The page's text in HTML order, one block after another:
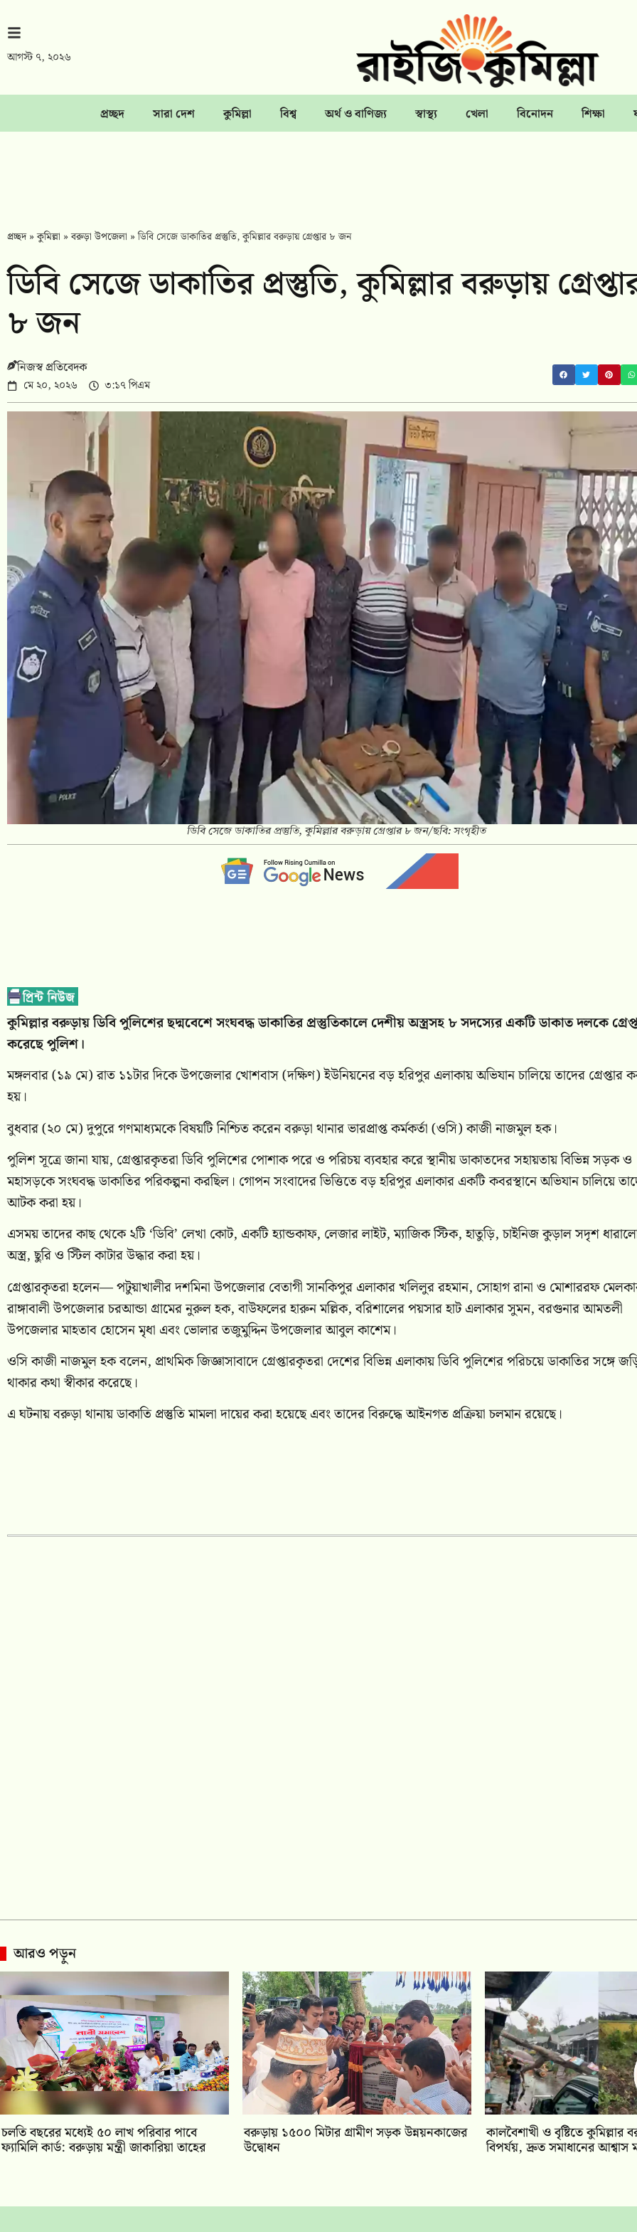
আগস্ট ৭, ২০২৬
প্রচ্ছদ সারা দেশ কুমিল্লা বিশ্ব অর্থ ও বাণিজ্য স্বাস্থ্য খেলা বিনোদন শিক্ষা
প্রচ্ছদ»কুমিল্লা »বরুড়া উপজেলা »ডিবি সেজে ডাকাতির প্রস্তুতি, কুমিল্লার বরুড়ায় গ্রেপ্তার ৮ জন
ডিবি সেজে ডাকাতির প্রস্তুতি, কুমিল্লার বরুড়ায়
৮ জন
নিজস্ব প্রতিবেদক
মে ২০, ২০২৬ ৩:১৭ পিএম
ডিবি সেজে ডাকাতির প্রস্তুতি, কুমিল্লার বরুড়ায় গ্রেপ্তার ৮ জন/ছবি: সংগৃহীত
কুমিল্লার বরুড়ায় ডিবি পুলিশের ছদ্মবেশে সংঘবদ্ধ ডাকাতির প্রস্তুতিকালে দেশীয় অস্ত্রসহ ৮ সদস্যের একটি ডাকাত দলকে
করেছে পুলিশ।
মঙ্গলবার (১৯ মে) রাত ১১টার দিকে উপজেলার খোশবাস (দক্ষিণ) ইউনিয়নের বড় হরিপুর এলাকায় অভিযান চালিয়ে তাদের গ্রেপ্তার
হয়।
বুধবার (২০ মে) দুপুরে গণমাধ্যমকে বিষয়টি নিশ্চিত করেন বরুড়া থানার ভারপ্রাপ্ত কর্মকর্তা (ওসি) কাজী নাজমুল হক।
পুলিশ সূত্রে জানা যায়, গ্রেপ্তারকৃতরা ডিবি পুলিশের পোশাক পরে ও পরিচয় ব্যবহার করে স্থানীয় ডাকাতদের সহায়তায় বিভিন্ন সড়ক ও
মহাসড়কে সংঘবদ্ধ ডাকাতির পরিকল্পনা করছিল। গোপন সংবাদের ভিত্তিতে বড় হরিপুর এলাকার একটি কবরস্থানে অভিযান চালিয়ে
আটক করা হয়।
এসময় তাদের কাছ থেকে ২টি ‘ডিবি’ লেখা কোট, একটি হ্যান্ডকাফ, লেজার লাইট, ম্যাজিক স্টিক, হাতুড়ি, চাইনিজ কুড়াল সদৃশ
অস্ত্র, ছুরি ও স্টিল কাটার উদ্ধার করা হয়।
গ্রেপ্তারকৃতরা হলেন— পটুয়াখালীর দশমিনা উপজেলার বেতাগী সানকিপুর এলাকার খলিলুর রহমান, সোহাগ রানা ও মোশাররফ
রাঙ্গাবালী উপজেলার চরআন্ডা গ্রামের নুরুল হক, বাউফলের হারুন মল্লিক, বরিশালের পয়সার হাট এলাকার সুমন, বরগুনার আমতলী
উপজেলার মাহতাব হোসেন মৃধা এবং ভোলার তজুমুদ্দিন উপজেলার আবুল কাশেম।
ওসি কাজী নাজমুল হক বলেন, প্রাথমিক জিজ্ঞাসাবাদে গ্রেপ্তারকৃতরা দেশের বিভিন্ন এলাকায় ডিবি পুলিশের পরিচয়ে ডাকাতির সঙ্গে
থাকার কথা স্বীকার করেছে।
এ ঘটনায় বরুড়া থানায় ডাকাতি প্রস্তুতি মামলা দায়ের করা হয়েছে এবং তাদের বিরুদ্ধে আইনগত প্রক্রিয়া চলমান রয়েছে।
আরও পড়ুন
চলতি বছরের মধ্যেই ৫০ লাখ পরিবার পাবে
ফ্যামিলি কার্ড: বরুড়ায় মন্ত্রী জাকারিয়া তাহের
বরুড়ায় ১৫০০ মিটার গ্রামীণ সড়ক উন্নয়নকাজের
উদ্বোধন
কালবৈশাখী ও বৃষ্টিতে কুমিল্লার
বিপর্যয়, দ্রুত সমাধানের আশ্বাস